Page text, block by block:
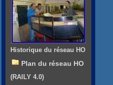
Historique du réseau HO
Plan du réseau HO
(RAILY 4.0)